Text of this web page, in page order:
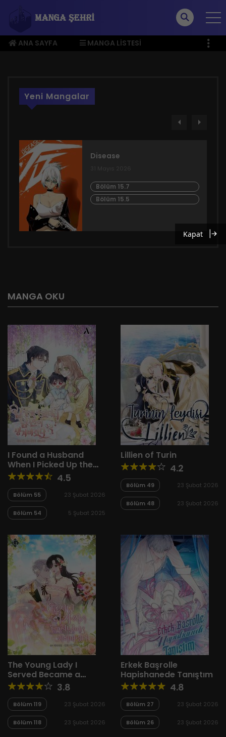
ANA SAYFA
MANGA LISTESI
Yeni Mangalar
Disease
Bölüm 15.7
Bölüm 15.5
MANGA OKU
I Found a Husband
When I Picked Up the
Male Lead
4.5
Bölüm 55 23 Şubat 2026
Bölüm 54 5 Şubat 2025
Lillien of Turin
4.2
Bölüm 49 23 Şubat 2026
Bölüm 48 23 Şubat 2026
The Young Lady I
Served Became a
Young Master3.8
Bölüm 119 23 Şubat 2026
Bölüm 118 23 Şubat 2026
Erkek Başrolle
Hapishanede Tanıştım
4.8
Bölüm 27 23 Şubat 2026
Bölüm 26 23 Şubat 2026
Kapat